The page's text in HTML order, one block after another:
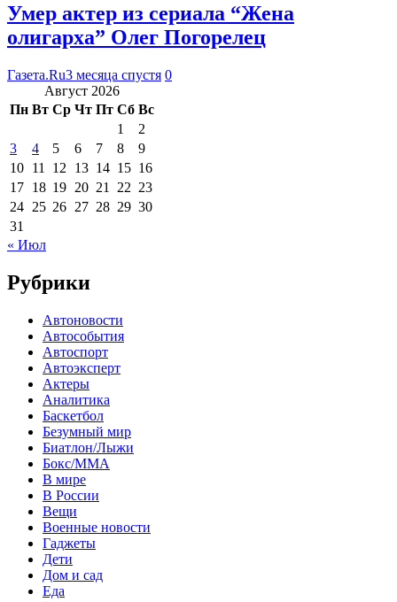
Умер актер из сериала “Жена
олигарха” Олег Погорелец
Газета.Ru3 месяца спустя 0
Август 2026
Пн Вт Ср Чт Пт Сб Вс
1
2
3
4 5 6 7 8
9
10 11 12 13 14 15 16
17 18 19 20 21 22 23
24 25 26 27 28 29 30
31
« Июл
Рубрики
Автоновости
Автособытия
Автоспорт
Автоэксперт
Актеры
Аналитика
Баскетбол
Безумный мир
Биатлон/Лыжи
Бокс/MMA
В мире
В России
Вещи
Военные новости
Гаджеты
Дети
Дом и сад
Еда